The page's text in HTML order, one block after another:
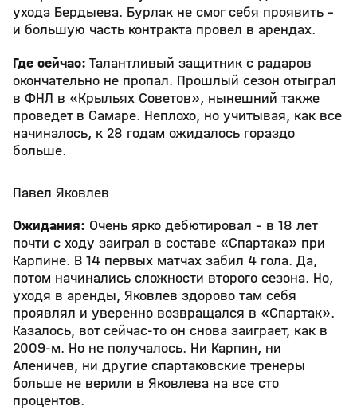
ухода Бердыева. Бурлак не смог себя проявить –
и большую часть контракта провел в арендах.
Где сейчас: Талантливый защитник с радаров
окончательно не пропал. Прошлый сезон отыграл
в ФНЛ в «Крыльях Советов», нынешний также
проведет в Самаре. Неплохо, но учитывая, как все
начиналось, к 28 годам ожидалось гораздо
больше.
Павел Яковлев
Ожидания: Очень ярко дебютировал – в 18 лет
почти с ходу заиграл в составе «Спартака» при
Карпине. В 14 первых матчах забил 4 гола. Да,
потом начинались сложности второго сезона. Но,
уходя в аренды, Яковлев здорово там себя
проявлял и уверенно возвращался в «Спартак».
Казалось, вот сейчас-то он снова заиграет, как в
2009-м. Но не получалось. Ни Карпин, ни
Аленичев, ни другие спартаковские тренеры
больше не верили в Яковлева на все сто
процентов.